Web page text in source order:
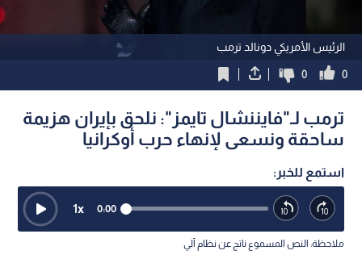
الرئيس الأمريكي دونالد ترمب
0
0
ترمب لـ"فايننشال تايمز": نلحق بإيران هزيمة
ساحقة ونسعى لإنهاء حرب أوكرانيا
استمع للخبر:
0:00
1x
ملاحظة: النص المسموع ناتج عن نظام آلي